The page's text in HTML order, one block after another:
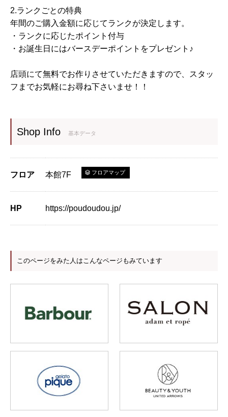
2.ランクごとの特典
年間のご購入金額に応じてランクが決定します。
・ランクに応じたポイント付与
・お誕生日にはバースデーポイントをプレゼント♪
店頭にて無料でお作りさせていただきますので、スタッ
フまでお気軽にお尋ね下さいませ！！
Shop Info 基本データ
フロア 本館7F フロアマップ
HP https://poudoudou.jp/
このページをみた人はこんなページもみています